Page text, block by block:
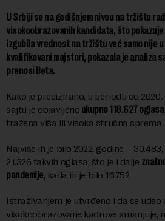
U Srbiji se na godišnjem nivou na tržištu
visokoobrazovanih kandidata, što
izgubila vrednost na tržištu već samo nije u
kvalifikovani majstori, pokazala je analiza
prenosi Beta.
Kako je precizirano, u periodu od
sajtu je objavljeno ukupno 118.627 oglasa
tražena viša ili visoka stručna sprema.
Najviše ih je bilo 2022. godine –
21.326 takvih oglasa, što je i dalje
pandemije, kada ih je bilo 16.752.
Istraživanjem je utvrđeno i da se udeo
visokoobrazovane kadrove smanjuje,